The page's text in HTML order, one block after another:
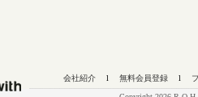
会社紹介 l 無料会員登録 l